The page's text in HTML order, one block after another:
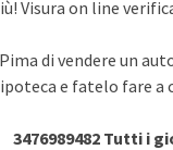
Visura on line
di vendere un
e fatelo fare a
3476989482 Tutti i